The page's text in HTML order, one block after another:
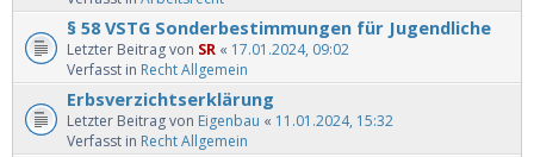
§ 58 VSTG Sonderbestimmungen für Jugendliche
Letzter Beitrag von SR « 17.01.2024, 09:02
Verfasst in Recht Allgemein
Erbsverzichtserklärung
Letzter Beitrag von Eigenbau « 11.01.2024, 15:32
Verfasst in Recht Allgemein